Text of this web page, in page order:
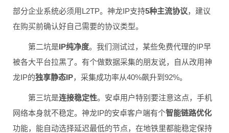
部分企业系统必须用L2TP。神龙IP支持5种主流协议，建议
在购买前确认好自己需要的协议类型。
第二坑是IP纯净度。我们测试过，某些免费代理的IP早
被各大平台拉黑了。有个做数据采集的朋友说，自从改用神
龙IP的独享静态IP，采集成功率从40%飙升到92%。
第三坑是连接稳定性。安卓用户特别要注意这点，手机
网络本身就不稳定。神龙IP的安卓客户端有个智能链路优化
功能，能自动选择延迟最低的节点，在地铁里都能稳定保持